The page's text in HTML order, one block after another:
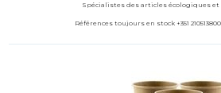
Spécialistes des articles écologiques
Références toujours en stock +351